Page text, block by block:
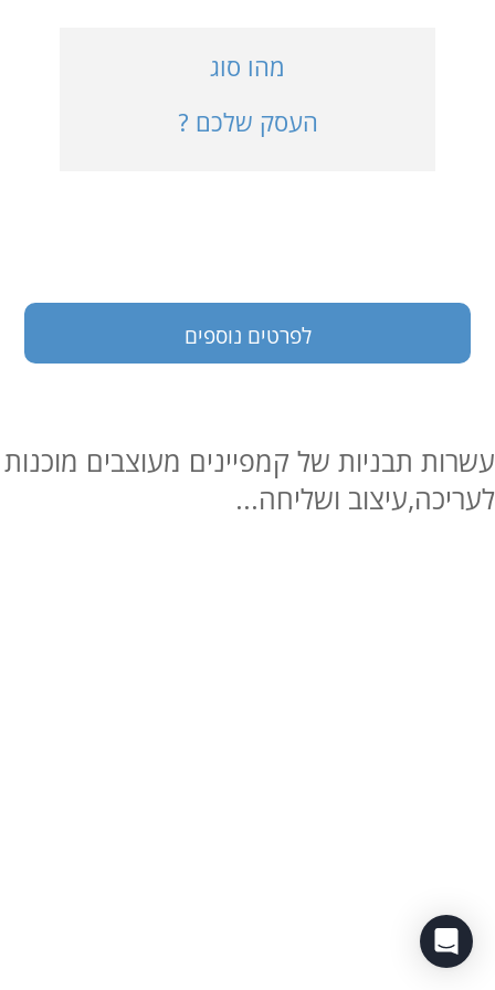
בעלי עסקים
לפרטים נוספים
מהו סוג
העסק שלכם ?
עשרות תבניות של קמפיינים מעוצבים מוכנות
לעריכה,עיצוב ושליחה...